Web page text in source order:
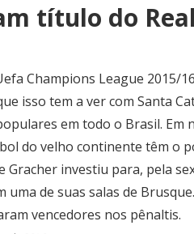
título do
Champions League 2015/
isso tem a ver com Santa
em todo o Brasil. Em
do velho continente têm o
Gracher investiu para, pela
uma de suas salas de
vencedores nos pênaltis.